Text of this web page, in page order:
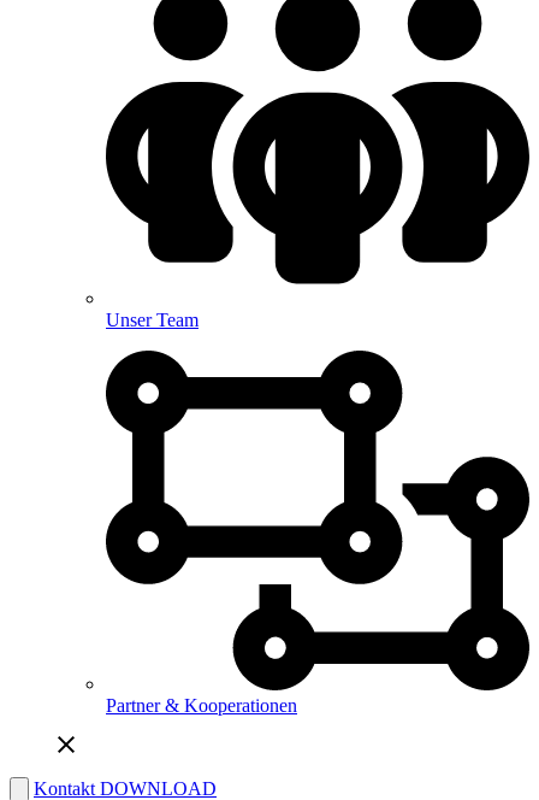
Unser Team
Partner & Kooperationen
Kontakt DOWNLOAD